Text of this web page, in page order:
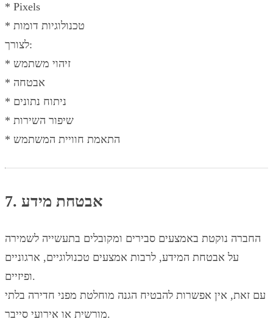
* Pixels
* טכנולוגיות דומות
לצורך:
* זיהוי משתמש
* אבטחה
* ניתוח נתונים
* שיפור השירות
* התאמת חוויית המשתמש
7. אבטחת מידע
החברה נוקטת באמצעים סבירים ומקובלים בתעשייה לשמירה
על אבטחת המידע, לרבות אמצעים טכנולוגיים, ארגוניים
ופיזיים.
עם זאת, אין אפשרות להבטיח הגנה מוחלטת מפני חדירה בלתי
מורשית או אירועי סייבר.